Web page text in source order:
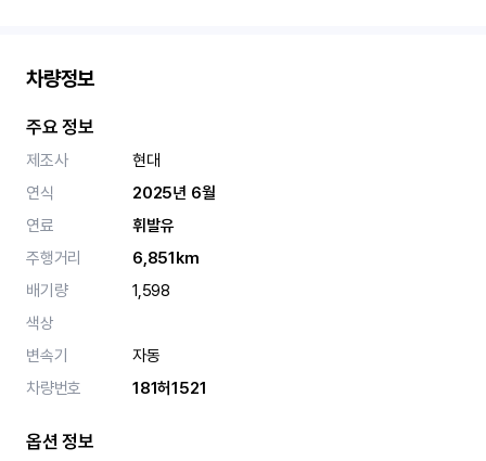
차량정보
주요 정보
제조사
현대
연식
2025년 6월
연료
휘발유
주행거리
6,851km
배기량
1,598
색상
변속기
자동
차량번호
181허1521
옵션 정보